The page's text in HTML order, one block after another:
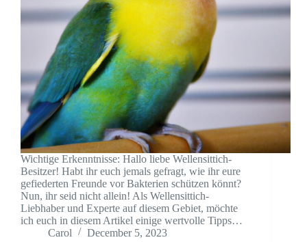
Wichtige Erkenntnisse: Hallo liebe Wellensittich-
Besitzer! Habt ihr euch jemals gefragt, wie ihr eure
gefiederten Freunde vor Bakterien schützen könnt?
Nun, ihr seid nicht allein! Als Wellensittich-
Liebhaber und Experte auf diesem Gebiet, möchte
ich euch in diesem Artikel einige wertvolle Tipps…
Carol
December 5, 2023